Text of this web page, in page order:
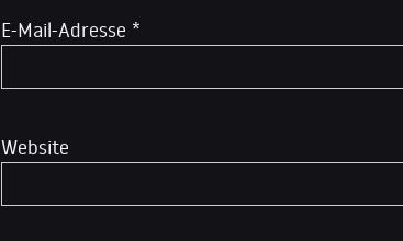
E-Mail-Adresse *
Website